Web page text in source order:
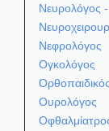
Νευρολόγος
Νεφρολόγος
Ογκολόγος
Ορθοπαιδικός
Ουρολόγος